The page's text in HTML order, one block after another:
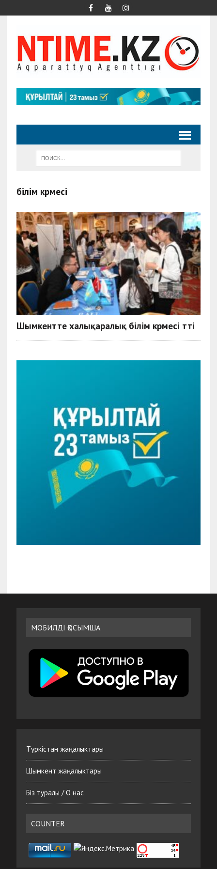
білім көрмесі
Шымкентте халықаралық білім көрмесі өтті
МОБИЛДІ ҚОСЫМША
Түркістан жаңалыктары
Шымкент жаңалыктары
Біз туралы / О нас
COUNTER